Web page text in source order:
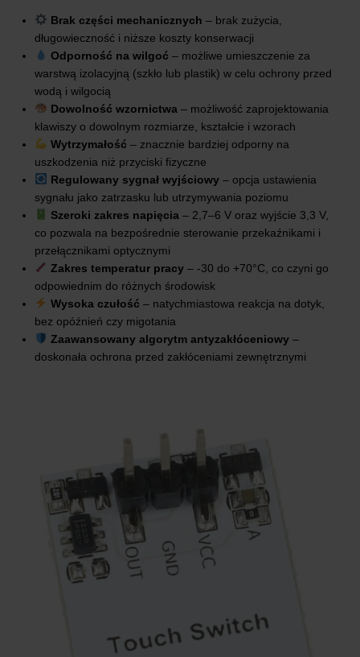
Brak części mechanicznych – brak zużycia,
długowieczność i niższe koszty konserwacji
Odporność na wilgoć – możliwe umieszczenie za
warstwą izolacyjną (szkło lub plastik) w celu ochrony przed
wodą i wilgocią
Dowolność wzornictwa – możliwość zaprojektowania
klawiszy o dowolnym rozmiarze, kształcie i wzorach
Wytrzymałość – znacznie bardziej odporny na
uszkodzenia niż przyciski fizyczne
Regulowany sygnał wyjściowy– opcja ustawienia
sygnału jako zatrzasku lub utrzymywania poziomu
Szeroki zakres napięcia – 2,7–6 V oraz wyjście 3,3 V,
co pozwala na bezpośrednie sterowanie przekaźnikami i
przełącznikami optycznymi
Zakres temperatur pracy– -30 do +70°C, co czyni go
odpowiednim do różnych środowisk
Wysoka czułość – natychmiastowa reakcja na dotyk,
bez opóźnień czy migotania
Zaawansowany algorytm antyzakłóceniowy–
doskonała ochrona przed zakłóceniami zewnętrznymi